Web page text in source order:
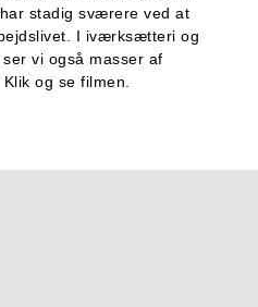
stadig sværere ved at
I iværksætteri og
vi også masser af
og se filmen.